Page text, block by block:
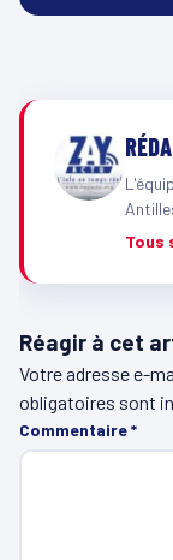
Tous
Réagir à cet
Votre adresse e-
obligatoires sont
Commentaire*